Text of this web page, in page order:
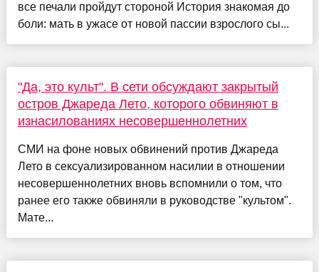
все печали пройдут стороной История знакомая до
боли: мать в ужасе от новой пассии взрослого сы...
"Да, это культ". В сети обсуждают закрытый
остров Джареда Лето, которого обвиняют в
изнасилованиях несовершеннолетних
СМИ на фоне новых обвинений против Джареда
Лето в сексуализированном насилии в отношении
несовершеннолетних вновь вспомнили о том, что
ранее его также обвиняли в руководстве "культом".
Мате...